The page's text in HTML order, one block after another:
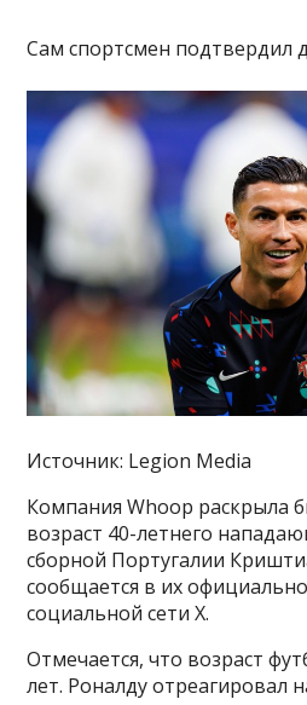
Сам спортсмен подтвердил
Источник: Legion Media
Компания Whoop раскрыла
возраст 40-летнего
сборной Португалии
сообщается в их
социальной сети X.
Отмечается, что возраст
лет. Роналду отреагировал